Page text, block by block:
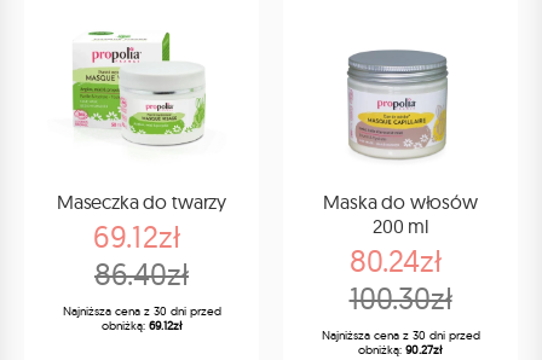
Maseczka do twarzy
69.12zł
86.40zł
Najniższa cena z 30 dni przed
obniżką: 69.12zł
Maska do włosów
200 ml
80.24zł
100.30zł
Najniższa cena z 30 dni przed
obniżką: 90.27zł